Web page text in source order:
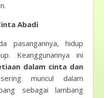
Abadi
pasangannya, hidup
Keanggunannya ini
dalam cinta dan
muncul dalam
sebagai lambang